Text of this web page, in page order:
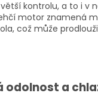
kontrolu, a to i v
motor znamená
což může
odolnost a